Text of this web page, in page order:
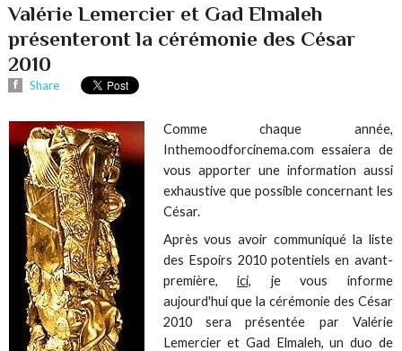
Valérie Lemercier et Gad Elmaleh
présenteront la cérémonie des César
2010
Share
Comme chaque année,
Inthemoodforcinema.com essaiera de
vous apporter une information aussi
exhaustive que possible concernant les
César.
Après vous avoir communiqué la liste
des Espoirs 2010 potentiels en avant-
première,ici, je vous informe
aujourd'hui que la cérémonie des César
2010 sera présentée par Valérie
Lemercier et Gad Elmaleh, un duo de